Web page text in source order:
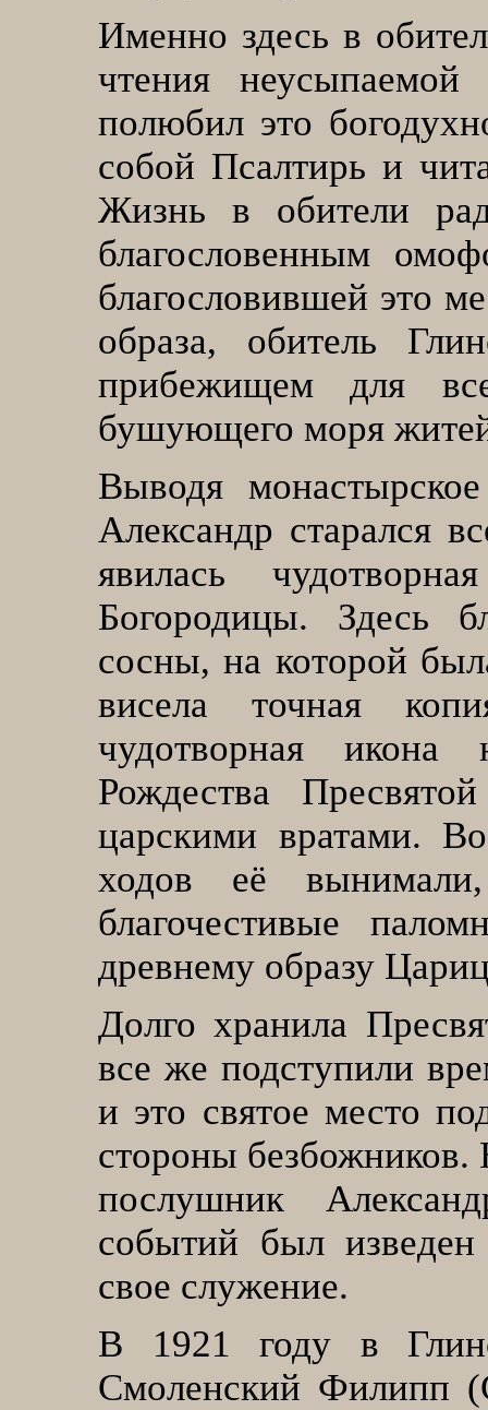
Именно здесь в
чтения
полюбил это
собой Псалтирь и
Жизнь в обители
благословенным
благословившей это
образа, обитель
прибежищем для
бушующего моря
Выводя
Александр старался
явилась
Богородицы. Здесь
сосны, на которой
висела точная
чудотворная
Рождества
царскими вратами.
ходов её
благочестивые
древнему образу
Долго хранила
все же подступили
и это святое место
стороны
послушник
событий был
свое служение.
В 1921 году в
Смоленский Филипп